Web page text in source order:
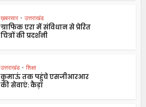
ख़बरसार • उत्तराखंड
ग्राफिक एरा में संविधान से प्रेरित
चित्रों की प्रदर्शनी
उत्तराखंड • शिक्षा
कुमाऊं तक पहुंचे एसजीआरआर
की सेवाएं: कैड़ा